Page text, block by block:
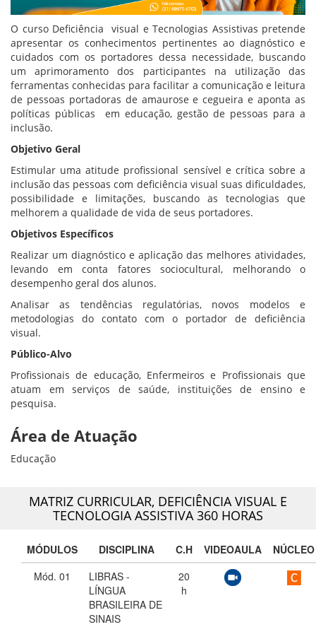
O curso Deficiência visual e Tecnologias Assistivas pretende
apresentar os conhecimentos pertinentes ao diagnóstico e
cuidados com os portadores dessa necessidade, buscando
um aprimoramento dos participantes na utilização das
ferramentas conhecidas para facilitar a comunicação e leitura
de pessoas portadoras de amaurose e cegueira e aponta as
políticas públicas em educação, gestão de pessoas para a
inclusão.
Objetivo Geral
Estimular uma atitude profissional sensível e crítica sobre a
inclusão das pessoas com deficiência visual suas dificuldades,
possibilidade e limitações, buscando as tecnologias que
melhorem a qualidade de vida de seus portadores.
Objetivos Específicos
Realizar um diagnóstico e aplicação das melhores atividades,
levando em conta fatores sociocultural, melhorando o
desempenho geral dos alunos.
Analisar as tendências regulatórias, novos modelos e
metodologias do contato com o portador de deficiência
visual.
Público-Alvo
Profissionais de educação, Enfermeiros e Profissionais que
atuam em serviços de saúde, instituições de ensino e
pesquisa.
Área de Atuação
Educação
MATRIZ CURRICULAR, DEFICIÊNCIA VISUAL E
TECNOLOGIA ASSISTIVA 360 HORAS
MÓDULOS DISCIPLINA C.H VIDEOAULA
NÚCLEO
Mód. 01
LIBRAS -
LÍNGUA
BRASILEIRA DE
SINAIS
20
h